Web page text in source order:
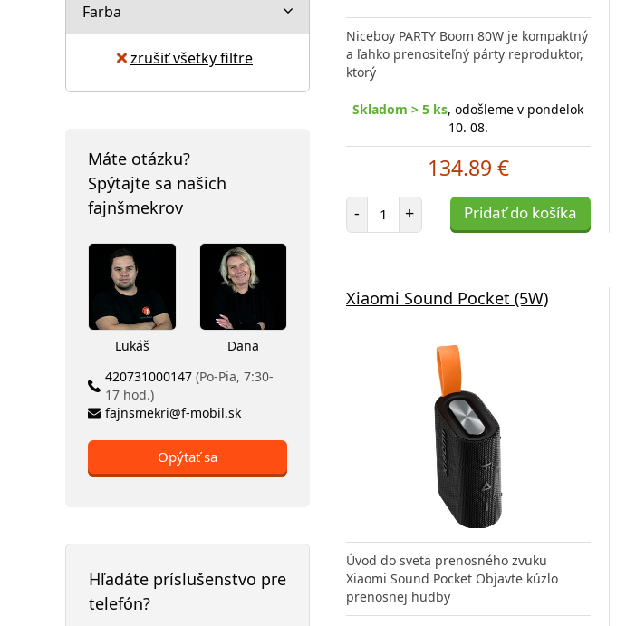
Farba
zrušiť všetky filtre
Máte otázku?
Spýtajte sa našich
fajnšmekrov
Lukáš
Dana
420731000147 (Po-Pia, 7:30-
17 hod.)
fajnsmekri@f-mobil.sk
Opýtať sa
Hľadáte príslušenstvo pre
telefón?
Niceboy PARTY Boom 80W je kompaktný
a ľahko prenositeľný párty reproduktor,
ktorý
Skladom > 5 ks, odošleme v pondelok
10. 08.
134.89 €
- Počet položiek
+ Pridať do košíka
Xiaomi Sound Pocket (5W)
Úvod do sveta prenosného zvuku
Xiaomi Sound Pocket Objavte kúzlo
prenosnej hudby